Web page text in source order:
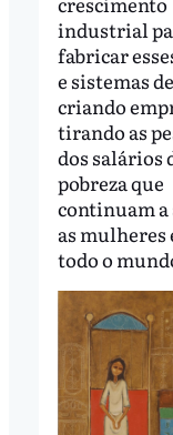
industrial
fabricar
e sistemas
criando
tirando as
dos salários
pobreza que
continuam
as mulheres
todo o